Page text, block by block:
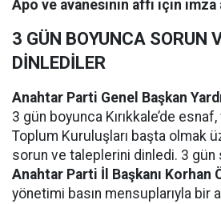
Apo ve avanesinin affı için imza
3 GÜN BOYUNCA SORUN
DİNLEDİLER
Anahtar Parti Genel Başkan
3 gün boyunca Kırıkkale’de
Toplum Kuruluşları başta olmak
sorun ve taleplerini dinledi. 3 gün
Anahtar Parti İl Başkanı Korhan
yönetimi basın mensuplarıyla bir